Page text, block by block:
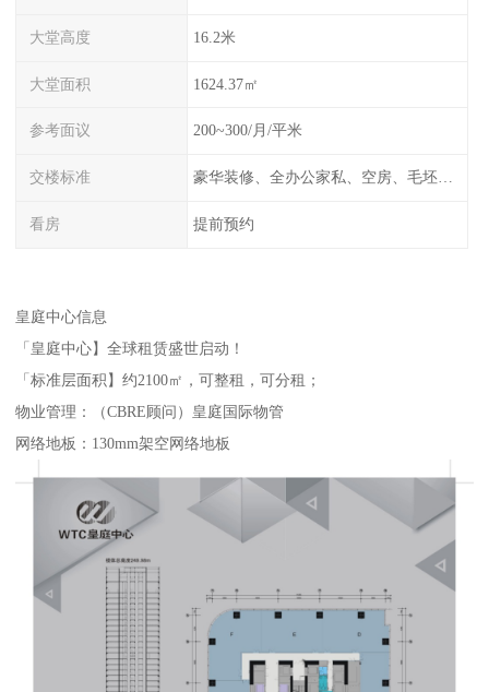
大堂高度 16.2米
大堂面积 1624.37㎡
参考面议 200~300/月/平米
交楼标准 豪华装修、全办公家私、空房、毛坯、任选
看房 提前预约
皇庭中心信息
「皇庭中心】全球租赁盛世启动！
「标准层面积】约2100㎡，可整租，可分租；
物业管理：（CBRE顾问）皇庭国际物管
网络地板：130mm架空网络地板